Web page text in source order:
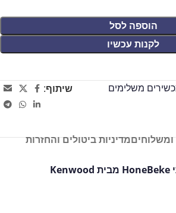
הוספה לסל
לקנות עכשיו
משלימים
שיתוף:
מדיניות ביטולים והחזרות